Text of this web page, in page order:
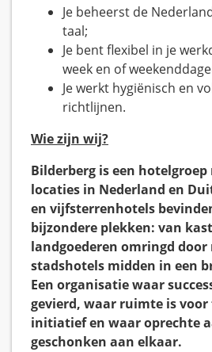
Je beheerst de
taal;
Je bent flexibel in je
week en of
Je werkt hygiënisch en
richtlijnen.
Wie zijn wij?
Bilderberg is een
locaties in Nederland en
en vijfsterrenhotels
bijzondere plekken: van
landgoederen omringd
stadshotels midden in een
Een organisatie waar
gevierd, waar ruimte is
initiatief en waar oprechte
geschonken aan elkaar.